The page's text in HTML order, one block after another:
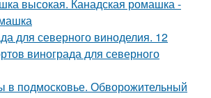
высокая. Канадская ромашка -
для северного виноделия. 12
винограда для северного
в подмосковье. Обворожительный